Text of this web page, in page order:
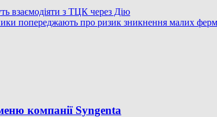
взаємодіяти з ТЦК через Дію
попереджають про ризик зникнення малих ферм
компанії Syngenta